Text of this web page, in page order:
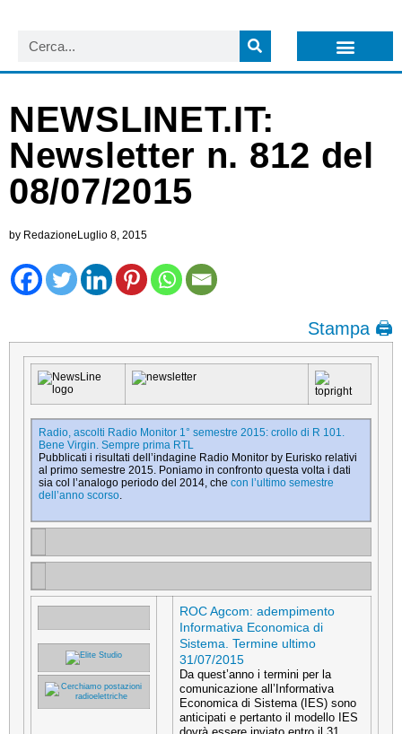
NEWSLINET.IT:
Newsletter n. 812 del
08/07/2015
by Redazione Luglio 8, 2015
Stampa 🖨
Radio, ascolti Radio Monitor 1° semestre 2015: crollo di R 101.
Bene Virgin. Sempre prima RTL
Pubblicati i risultati dell’indagine Radio Monitor by Eurisko relativi
al primo semestre 2015. Poniamo in confronto questa volta i dati
sia col l’analogo periodo del 2014, che con l’ultimo semestre
dell’anno scorso
ROC Agcom: adempimento
Informativa Economica di
Sistema. Termine ultimo
31/07/2015
Da quest’anno i termini per la
comunicazione all’Informativa
Economica di Sistema (IES) sono
anticipati e pertanto il modello IES